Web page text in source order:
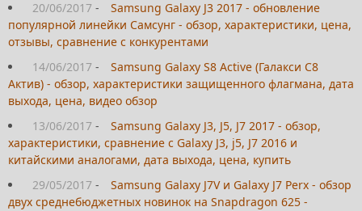
20/06/2017 -
Samsung Galaxy J3 2017 - обновление
популярной линейки Самсунг - обзор, характеристики, цена,
отзывы, сравнение с конкурентами
14/06/2017 -
Samsung Galaxy S8 Active (Галакси С8
Актив) - обзор, характеристики защищенного флагмана, дата
выхода, цена, видео обзор
13/06/2017 -
Samsung Galaxy J3, J5, J7 2017 - обзор,
характеристики, сравнение с Galaxy J3, j5, J7 2016 и
китайскими аналогами, дата выхода, цена, купить
29/05/2017 -
Samsung Galaxy J7V и Galaxy J7 Perx - обзор
двух среднебюджетных новинок на Snapdragon 625 -